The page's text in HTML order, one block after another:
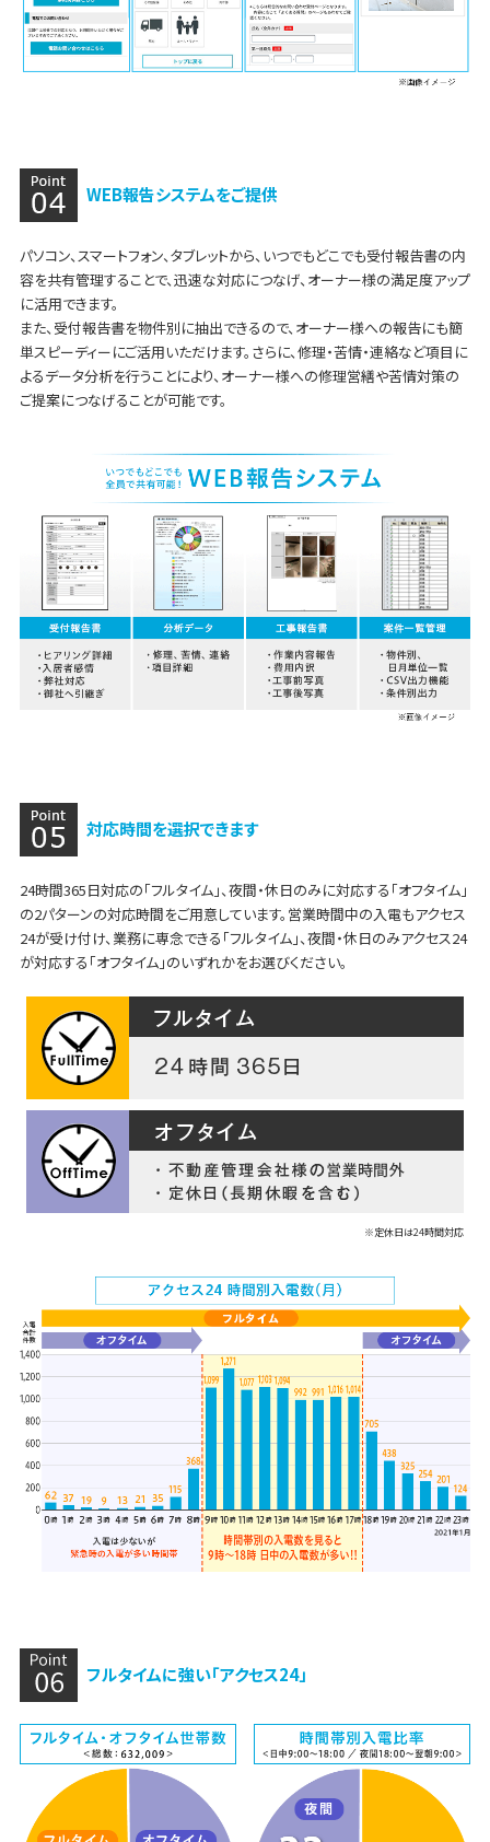
WEB報告システムをご提供
パソコン、スマートフォン、タブレットから、いつでもどこでも受付報告書の内
容を共有管理することで、迅速な対応につなげ、オーナー様の満足度アップ
に活用できます。
また、受付報告書を物件別に抽出できるので、オーナー様への報告にも簡
単スピーディーにご活用いただけます。さらに、修理・苦情・連絡など項目に
よるデータ分析を行うことにより、オーナー様への修理営繕や苦情対策の
ご提案につなげることが可能です。
対応時間を選択できます
24時間365日対応の「フルタイム」、夜間・休日のみに対応する「オフタイム」
の2パターンの対応時間をご用意しています。営業時間中の入電もアクセス
24が受け付け、業務に専念できる「フルタイム」、夜間・休日のみアクセス24
が対応する「オフタイム」のいずれかをお選びください。
※定休日は24時間対応
フルタイムに強い「アクセス24」